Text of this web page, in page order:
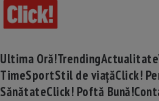
Ultima Oră!TrendingActualitate
TimeSportStil de viațăClick!
SănătateClick! Poftă Bună!